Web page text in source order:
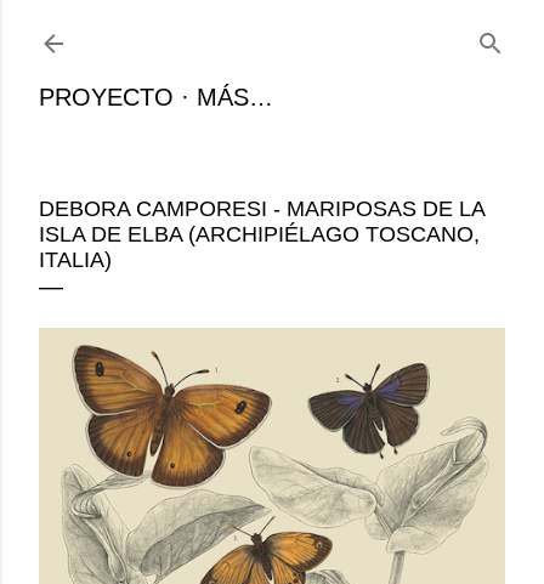
Ir al contenido principal
PROYECTO MÁS…
DEBORA CAMPORESI - MARIPOSAS DE LA
ISLA DE ELBA (ARCHIPIÉLAGO TOSCANO,
ITALIA)